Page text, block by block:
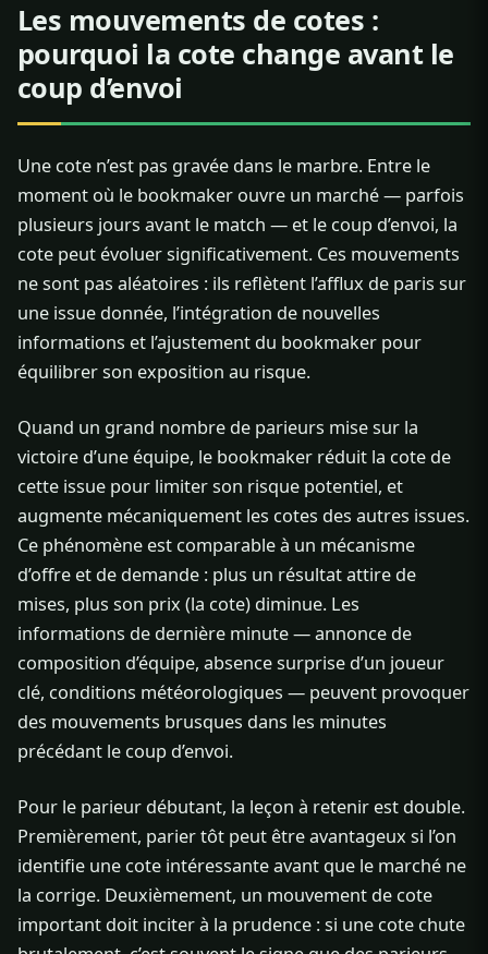
Les mouvements de cotes :
pourquoi la cote change avant le
coup d’envoi
Une cote n’est pas gravée dans le marbre. Entre le
moment où le bookmaker ouvre un marché — parfois
plusieurs jours avant le match — et le coup d’envoi, la
cote peut évoluer significativement. Ces mouvements
ne sont pas aléatoires : ils reflètent l’afflux de paris sur
une issue donnée, l’intégration de nouvelles
informations et l’ajustement du bookmaker pour
équilibrer son exposition au risque.
Quand un grand nombre de parieurs mise sur la
victoire d’une équipe, le bookmaker réduit la cote de
cette issue pour limiter son risque potentiel, et
augmente mécaniquement les cotes des autres issues.
Ce phénomène est comparable à un mécanisme
d’offre et de demande : plus un résultat attire de
mises, plus son prix (la cote) diminue. Les
informations de dernière minute — annonce de
composition d’équipe, absence surprise d’un joueur
clé, conditions météorologiques — peuvent provoquer
des mouvements brusques dans les minutes
précédant le coup d’envoi.
Pour le parieur débutant, la leçon à retenir est double.
Premièrement, parier tôt peut être avantageux si l’on
identifie une cote intéressante avant que le marché ne
la corrige. Deuxièmement, un mouvement de cote
important doit inciter à la prudence : si une cote chute